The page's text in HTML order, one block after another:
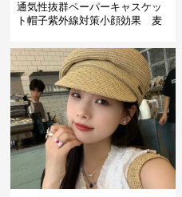
通気性抜群ペーパーキャスケッ
ト帽子紫外線対策小顔効果 麦